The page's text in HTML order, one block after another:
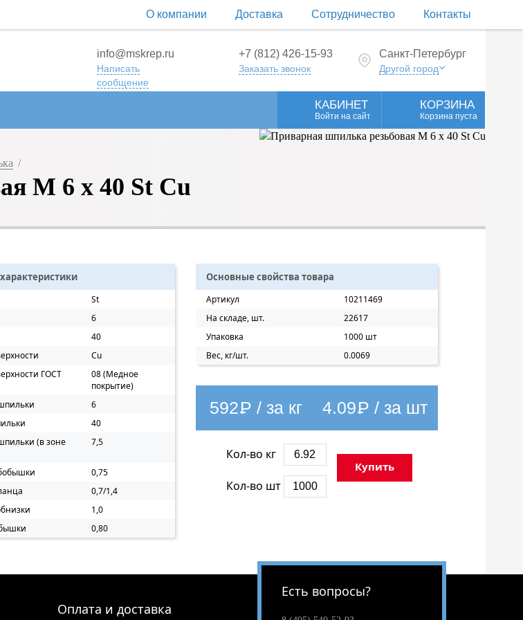
О компании Доставка Сотрудничество Контакты
info@mskrep.ru
Написать
сообщение
+7 (812) 426-15-93
Заказать звонок
Санкт-Петербург
Другой город
КАБИНЕТ
Войти на сайт
КОРЗИНА
Корзина пуста
/
М 6 х 40 St Cu
St
6
40
Cu
ГОСТ
08 (Медное
покрытие)
6
40
(в зоне
7,5
0,75
0,7/1,4
1,0
0,80
Основные свойства товара
Артикул
10211469
На складе, шт.
22617
Упаковка
1000 шт
Вес, кг/шт.
0.0069
592Р / за кг 4.09Р / за шт
Кол-во кг
Кол-во шт
Купить
Оплата и доставка
Есть вопросы?